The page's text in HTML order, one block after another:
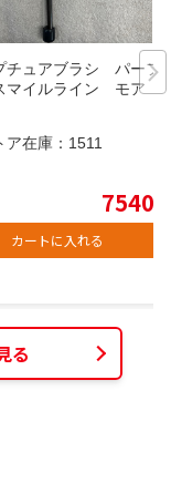
チュアブラシ パーフ
マイルライン モア
在庫： 1511
7540
カートに入れる
る